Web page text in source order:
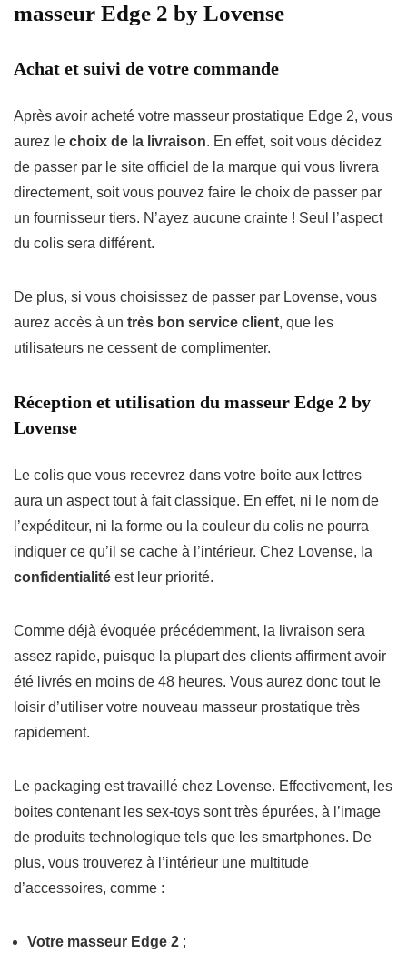
masseur Edge 2 by Lovense
Achat et suivi de votre commande
Après avoir acheté votre masseur prostatique Edge 2, vous
aurez le choix de la livraison. En effet, soit vous décidez
de passer par le site officiel de la marque qui vous livrera
directement, soit vous pouvez faire le choix de passer par
un fournisseur tiers. N’ayez aucune crainte ! Seul l’aspect
du colis sera différent.
De plus, si vous choisissez de passer par Lovense, vous
aurez accès à un très bon service client, que les
utilisateurs ne cessent de complimenter.
Réception et utilisation du masseur Edge 2 by
Lovense
Le colis que vous recevrez dans votre boite aux lettres
aura un aspect tout à fait classique. En effet, ni le nom de
l’expéditeur, ni la forme ou la couleur du colis ne pourra
indiquer ce qu’il se cache à l’intérieur. Chez Lovense, la
confidentialité est leur priorité.
Comme déjà évoquée précédemment, la livraison sera
assez rapide, puisque la plupart des clients affirment avoir
été livrés en moins de 48 heures. Vous aurez donc tout le
loisir d’utiliser votre nouveau masseur prostatique très
rapidement.
Le packaging est travaillé chez Lovense. Effectivement, les
boites contenant les sex-toys sont très épurées, à l’image
de produits technologique tels que les smartphones. De
plus, vous trouverez à l’intérieur une multitude
d’accessoires, comme :
Votre masseur Edge 2 ;